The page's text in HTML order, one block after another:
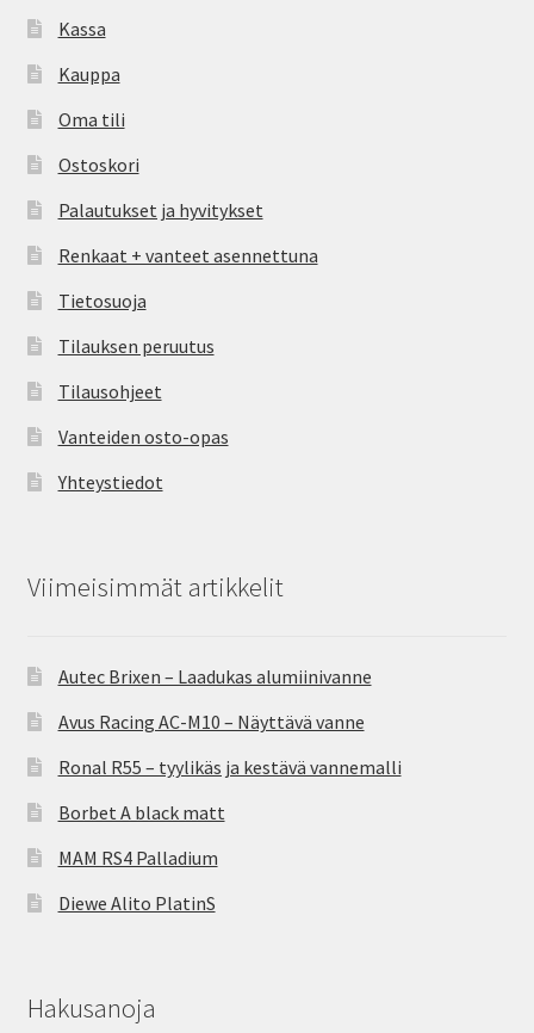
Kassa
Kauppa
Oma tili
Ostoskori
Palautukset ja hyvitykset
Renkaat + vanteet asennettuna
Tietosuoja
Tilauksen peruutus
Tilausohjeet
Vanteiden osto-opas
Yhteystiedot
Viimeisimmät artikkelit
Autec Brixen – Laadukas alumiinivanne
Avus Racing AC-M10 – Näyttävä vanne
Ronal R55 – tyylikäs ja kestävä vannemalli
Borbet A black matt
MAM RS4 Palladium
Diewe Alito PlatinS
Hakusanoja